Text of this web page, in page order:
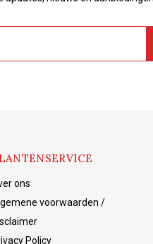
ons
voorwaarden /
Policy